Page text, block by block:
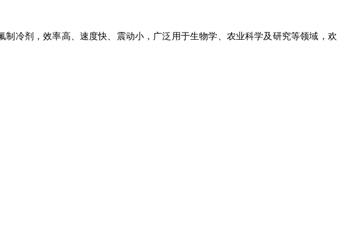
制冷剂，效率高、速度快、震动小，广泛用于生物学、农业科学及研究等领域，欢